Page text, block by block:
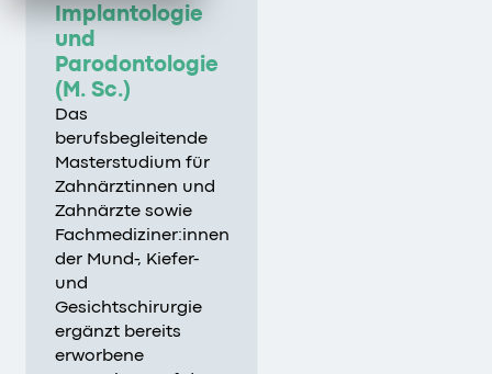
Implantologie
und
Parodontologie
(M. Sc.)
Das
berufsbegleitende
Masterstudium für
Zahnärztinnen und
Zahnärzte sowie
Fachmediziner:innen
der Mund-, Kiefer-
und
Gesichtschirurgie
ergänzt bereits
erworbene